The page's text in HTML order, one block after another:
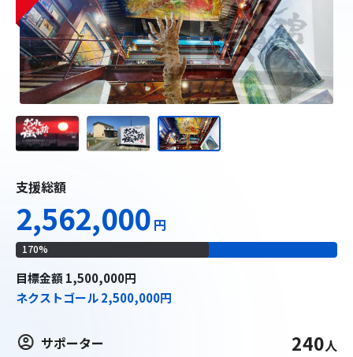
支援総額
2,562,000 円
170%
目標金額 1,500,000円
ネクストゴール2,500,000円
サポーター 240人